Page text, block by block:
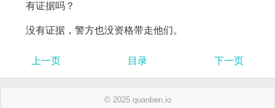
有证据吗？
没有证据，警方也没资格带走他们。
上一页 目录 下一页
© 2025 quanben.io